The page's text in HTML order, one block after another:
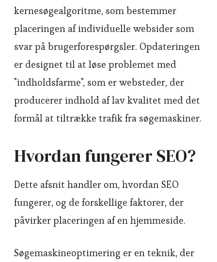
kernesøgealgoritme, som bestemmer
placeringen af individuelle websider som
svar på brugerforespørgsler. Opdateringen
er designet til at løse problemet med
"indholdsfarme", som er websteder, der
producerer indhold af lav kvalitet med det
formål at tiltrække trafik fra søgemaskiner.
Hvordan fungerer SEO?
Dette afsnit handler om, hvordan SEO
fungerer, og de forskellige faktorer, der
påvirker placeringen af en hjemmeside.
Søgemaskineoptimering er en teknik, der